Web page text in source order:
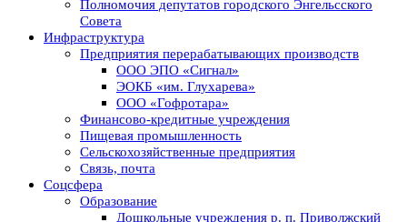
Полномочия депутатов городского Энгельсского
Совета
Инфраструктура
Предприятия перерабатывающих производств
ООО ЭПО «Сигнал»
ЭОКБ «им. Глухарева»
ООО «Гофротара»
Финансово-кредитные учреждения
Пищевая промышленность
Сельскохозяйственные предприятия
Связь, почта
Соцсфера
Образование
Дошкольные учреждения р. п. Приволжский